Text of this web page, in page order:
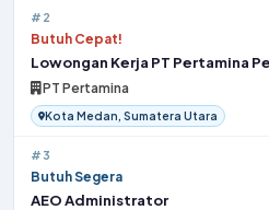
#2
Butuh Cepat!
Lowongan Kerja PT Pertamina
PT Pertamina
Kota Medan, Sumatera Utara
#3
Butuh Segera
AEO Administrator